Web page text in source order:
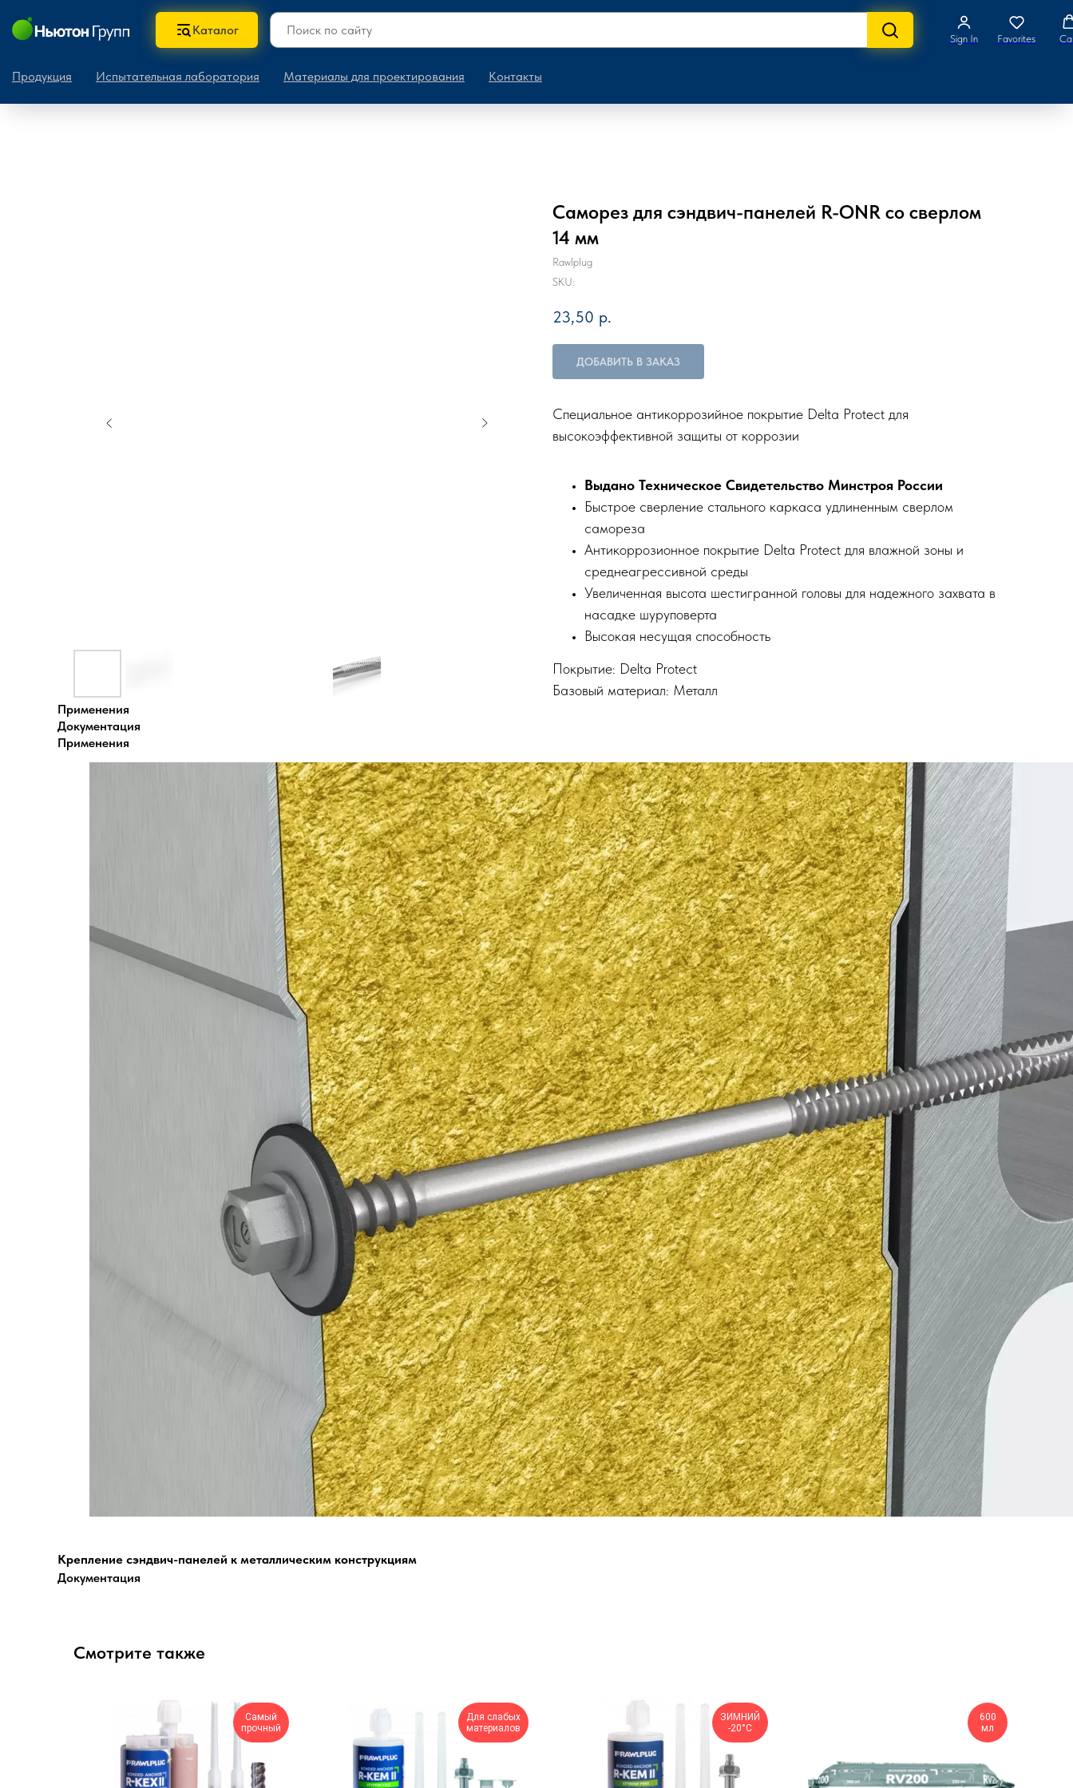
Каталог
Sign In Favorites
Продукция Испытательная лаборатория Материалы для проектирования Контакты
Саморез для сэндвич-панелей R-ONR со сверлом
14 мм
Rawlplug
SKU:
23,50 р.
ДОБАВИТЬ В ЗАКАЗ
Специальное антикоррозийное покрытие Delta Protect для
высокоэффективной защиты от коррозии
Выдано Техническое Свидетельство Минстроя России
Быстрое сверление стального каркаса удлиненным сверлом
самореза
Антикоррозионное покрытие Delta Protect для влажной зоны и
среднеагрессивной среды
Увеличенная высота шестигранной головы для надежного захвата в
насадке шуруповерта
Высокая несущая способность
Покрытие: Delta Protect
Базовый материал: Металл
Применения
Документация
Применения
Крепление сэндвич-панелей к металлическим конструкциям
Документация
Смотрите также
Самый
прочный
Для слабых
материалов
ЗИМНИЙ
-20°С
600
мл